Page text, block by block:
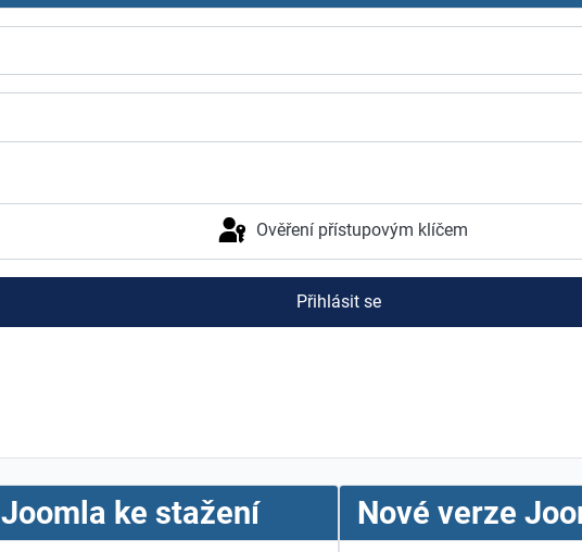
Ověření přístupovým klíčem
Přihlásit se
Joomla ke stažení Nové verze